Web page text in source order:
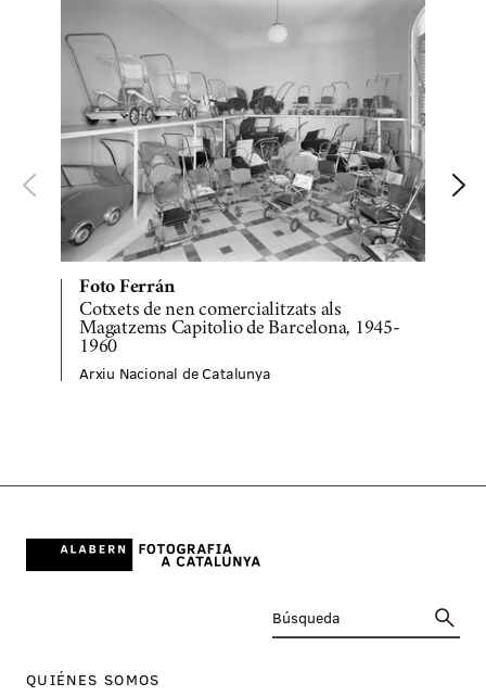
Foto Ferrán
Cotxets de nen comercialitzats als
Magatzems Capitolio de Barcelona, 1945-
1960
Arxiu Nacional de Catalunya
QUIÉNES SOMOS